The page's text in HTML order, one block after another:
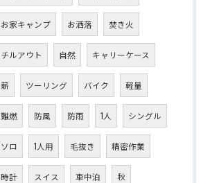
お家キャンプ お洒落 焚き火
チルアウト 自然 キャリーケース
薪 ツーリング バイク 軽量
難燃 防風 防雨 1人 シングル
ソロ 1人用 毛抜き 精密作業
時計 スイス 車中泊 秋